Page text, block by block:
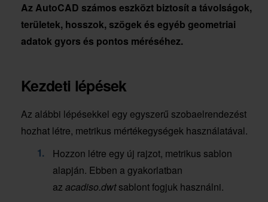
Az AutoCAD számos eszközt biztosít a távolságok,
területek, hosszok, szögek és egyéb geometriai
adatok gyors és pontos méréséhez.
Kezdeti lépések
Az alábbi lépésekkel egy egyszerű szobaelrendezést
hozhat létre, metrikus mértékegységek használatával.
Hozzon létre egy új rajzot, metrikus sablon
alapján. Ebben a gyakorlatban
az acadiso.dwtsablont fogjuk használni.